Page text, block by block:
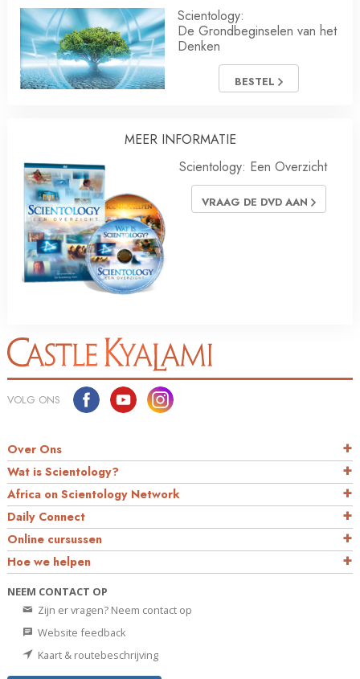
Scientology:
De Grondbeginselen van het
Denken
BESTEL
MEER INFORMATIE
Scientology: Een Overzicht
VRAAG DE DVD AAN
VOLG ONS
Over Ons
Wat is Scientology?
Africa on Scientology Network
Daily Connect
Online cursussen
Hoe we helpen
NEEM CONTACT OP
Zijn er vragen? Neem contact op
Website feedback
Kaart & routebeschrijving